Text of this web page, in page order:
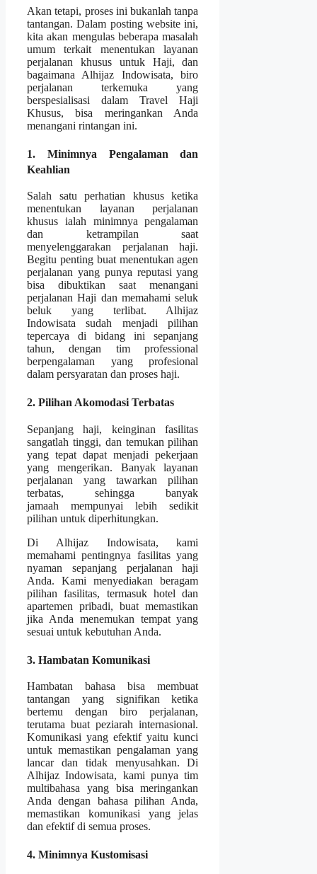
Akan tetapi, proses ini bukanlah tanpa
tantangan. Dalam posting website ini,
kita akan mengulas beberapa masalah
umum terkait menentukan layanan
perjalanan khusus untuk Haji, dan
bagaimana Alhijaz Indowisata, biro
perjalanan terkemuka yang
berspesialisasi dalam Travel Haji
Khusus, bisa meringankan Anda
menangani rintangan ini.
1. Minimnya Pengalaman dan
Keahlian
Salah satu perhatian khusus ketika
menentukan layanan perjalanan
khusus ialah minimnya pengalaman
dan ketrampilan saat
menyelenggarakan perjalanan haji.
Begitu penting buat menentukan agen
perjalanan yang punya reputasi yang
bisa dibuktikan saat menangani
perjalanan Haji dan memahami seluk
beluk yang terlibat. Alhijaz
Indowisata sudah menjadi pilihan
tepercaya di bidang ini sepanjang
tahun, dengan tim professional
berpengalaman yang profesional
dalam persyaratan dan proses haji.
2. Pilihan Akomodasi Terbatas
Sepanjang haji, keinginan fasilitas
sangatlah tinggi, dan temukan pilihan
yang tepat dapat menjadi pekerjaan
yang mengerikan. Banyak layanan
perjalanan yang tawarkan pilihan
terbatas, sehingga banyak
jamaah mempunyai lebih sedikit
pilihan untuk diperhitungkan.
Di Alhijaz Indowisata, kami
memahami pentingnya fasilitas yang
nyaman sepanjang perjalanan haji
Anda. Kami menyediakan beragam
pilihan fasilitas, termasuk hotel dan
apartemen pribadi, buat memastikan
jika Anda menemukan tempat yang
sesuai untuk kebutuhan Anda.
3. Hambatan Komunikasi
Hambatan bahasa bisa membuat
tantangan yang signifikan ketika
bertemu dengan biro perjalanan,
terutama buat peziarah internasional.
Komunikasi yang efektif yaitu kunci
untuk memastikan pengalaman yang
lancar dan tidak menyusahkan. Di
Alhijaz Indowisata, kami punya tim
multibahasa yang bisa meringankan
Anda dengan bahasa pilihan Anda,
memastikan komunikasi yang jelas
dan efektif di semua proses.
4. Minimnya Kustomisasi